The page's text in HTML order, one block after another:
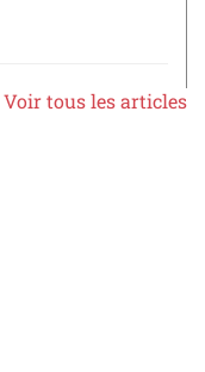
Voir tous les articles